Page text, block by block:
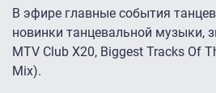
В эфире главные события
новинки танцевальной музыки,
MTV Club X20, Biggest Tracks Of
Mix).